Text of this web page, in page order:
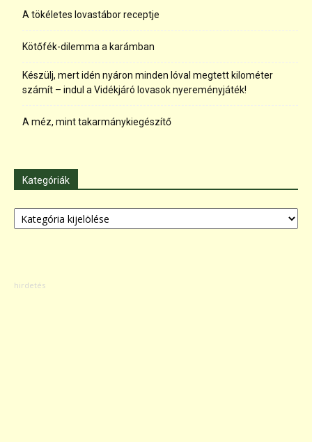
A tökéletes lovastábor receptje
Kötőfék-dilemma a karámban
Készülj, mert idén nyáron minden lóval megtett kilométer
számít – indul a Vidékjáró lovasok nyereményjáték!
A méz, mint takarmánykiegészítő
Kategóriák
Kategóriák